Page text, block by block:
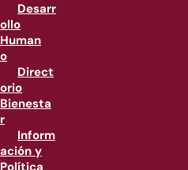
Desarr
ollo
Human
o
Direct
orio
Bienesta
r
Inform
ación y
Política